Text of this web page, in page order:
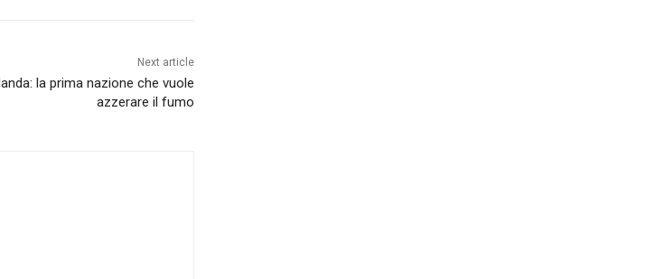
Next article
la prima nazione che vuole
azzerare il fumo